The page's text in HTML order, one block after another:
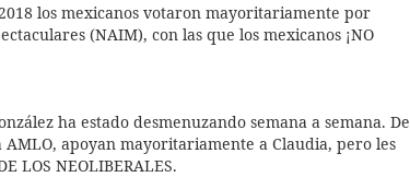
los mexicanos votaron mayoritariamente por
(NAIM), con las que los mexicanos ¡NO
ha estado desmenuzando semana a semana. De
apoyan mayoritariamente a Claudia, pero les
LOS NEOLIBERALES.